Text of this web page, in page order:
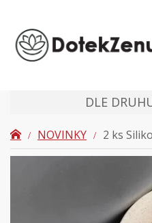
DLE
NOVINKY 2 ks